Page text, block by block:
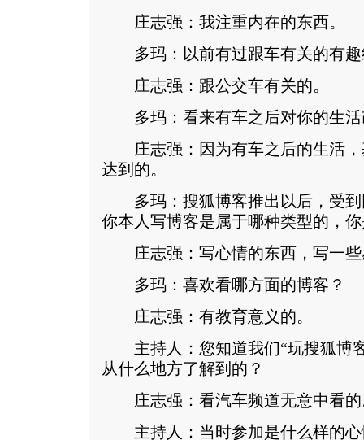
庄志强：我注重内在的东西。
多玛：以前有过跟车有关的有趣
庄志强：跟公交车有关的。
多玛：看来有车之后对你的生活
庄志强：因为有车之后的生活，
达到的。
多玛：搜狐博客推出以后，受到
你本人写博客是属于哪种类型的，
庄志强：写心情的东西，写一些
多玛：喜欢看哪方面的博客？
庄志强：有教育意义的。
主持人：您知道我们“玩搜狐博
从什么地方了解到的？
庄志强：看汽车频道无意中看的
主持人：当时参加是什么样的心